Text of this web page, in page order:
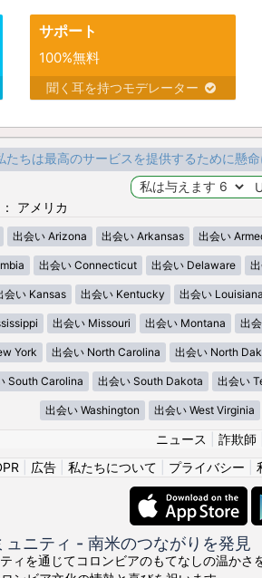
サポート
100%無料
聞く耳を持つモデレーター
たちは最高のサービスを提供するために懸
アメリカ
出会い Arizona 出会い Arkansas 出会い
出会い Connecticut 出会い Delaware
会い Kansas 出会い Kentucky 出会い Louisiana
出会い Missouri 出会い Montana 出
York 出会い North Carolina 出会い North
South Carolina 出会い South Dakota 出会い
出会い Washington 出会い West Virginia
ニュース 詐欺師
広告| 私たちについて プライバシー
ニティ - 南米のつながりを発見
ィを通じてコロンビアのもてなしの温か